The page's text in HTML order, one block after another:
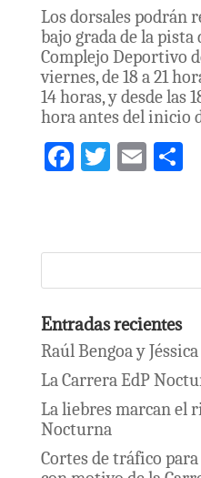
Los dorsales podrán
bajo grada de la
Complejo Deportivo
viernes, de 18 a 21
14 horas, y desde las
hora antes del inicio
Fa
ok
T
er
E
l
S
e
Entradas recientes
Raúl Bengoa y
La Carrera EdP
La liebres marcan el
Nocturna
Cortes de tráfico